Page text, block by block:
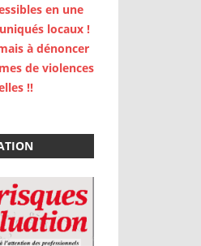
en une
locaux !
à dénoncer
de violences
!!